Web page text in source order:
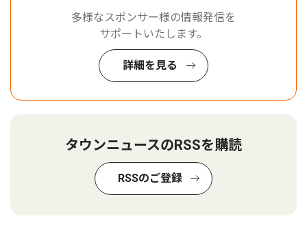
多様なスポンサー様の情報発信を
サポートいたします。
詳細を見る
タウンニュースのRSSを購読
RSSのご登録